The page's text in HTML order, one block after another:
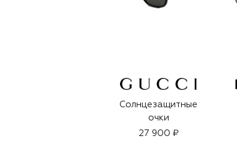
Солнцезащитные
очки
27 900 ₽